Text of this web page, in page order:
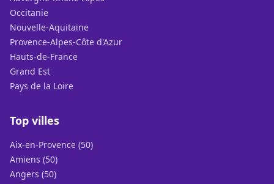
Occitanie
Nouvelle-Aquitaine
Provence-Alpes-Côte d'Azur
Hauts-de-France
Grand Est
Pays de la Loire
Top villes
Aix-en-Provence (50)
Amiens (50)
Angers (50)